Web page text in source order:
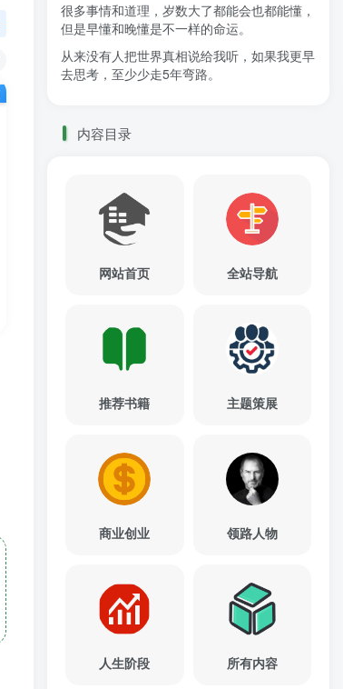
很多事情和道理，岁数大了都能会也都能懂，
但是早懂和晚懂是不一样的命运。
从来没有人把世界真相说给我听，如果我更早
去思考，至少少走5年弯路。
内容目录
网站首页 全站导航
推荐书籍 主题策展
商业创业 领路人物
人生阶段 所有内容